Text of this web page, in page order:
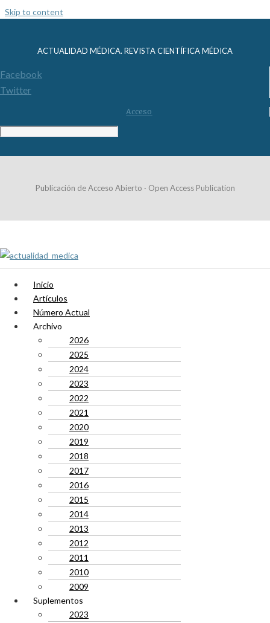
Skip to content
ACTUALIDAD MÉDICA. REVISTA CIENTÍFICA MÉDICA
Facebook
Twitter
Acceso
Publicación de Acceso Abierto · Open Access Publication
Inicio
Artículos
Número Actual
Archivo
2026
2025
2024
2023
2022
2021
2020
2019
2018
2017
2016
2015
2014
2013
2012
2011
2010
2009
Suplementos
2023